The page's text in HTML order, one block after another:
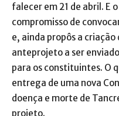
falecer em 21 de abril. E
compromisso de
e, ainda propôs a
anteprojeto a ser
para os constituintes. O
entrega de uma nova
doença e morte de
projeto.